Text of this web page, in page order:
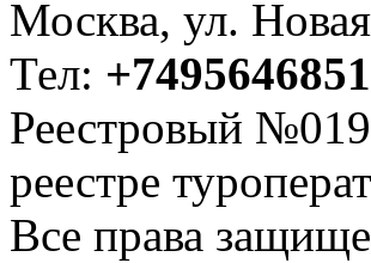
Москва, ул.
Тел:
Реестровый
реестре
Все права